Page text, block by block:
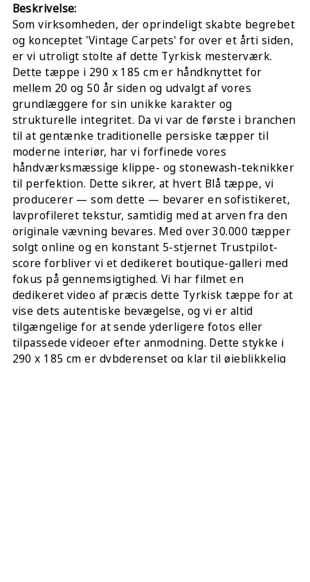
Beskrivelse:
Som virksomheden, der oprindeligt skabte begrebet
og konceptet 'Vintage Carpets' for over et årti siden,
er vi utroligt stolte af dette Tyrkisk mesterværk.
Dette tæppe i 290 x 185 cm er håndknyttet for
mellem 20 og 50 år siden og udvalgt af vores
grundlæggere for sin unikke karakter og
strukturelle integritet. Da vi var de første i branchen
til at gentænke traditionelle persiske tæpper til
moderne interiør, har vi forfinede vores
håndværksmæssige klippe- og stonewash-teknikker
til perfektion. Dette sikrer, at hvert Blå tæppe, vi
producerer — som dette — bevarer en sofistikeret,
lavprofileret tekstur, samtidig med at arven fra den
originale vævning bevares. Med over 30.000 tæpper
solgt online og en konstant 5-stjernet Trustpilot-
score forbliver vi et dedikeret boutique-galleri med
fokus på gennemsigtighed. Vi har filmet en
dedikeret video af præcis dette Tyrkisk tæppe for at
vise dets autentiske bevægelse, og vi er altid
tilgængelige for at sende yderligere fotos eller
tilpassede videoer efter anmodning. Dette stykke i
290 x 185 cm er dybderenset og klar til øjeblikkelig